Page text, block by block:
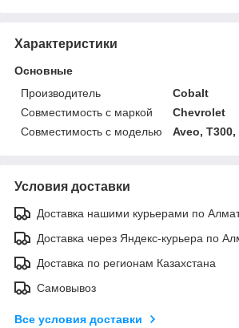
Характеристики
Основные
Производитель
Cobalt
Совместимость с маркой
Chevrolet
Совместимость с моделью
Aveo,
Условия доставки
Доставка нашими курьерами по
Доставка через Яндекс-курьера по
Доставка по регионам Казахстана
Самовывоз
Все условия доставки